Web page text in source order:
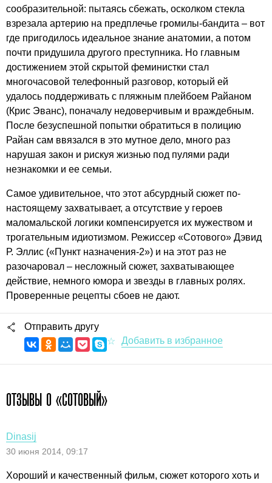
сообразительной: пытаясь сбежать, осколком стекла
взрезала артерию на предплечье громилы-бандита – вот
где пригодилось идеальное знание анатомии, а потом
почти придушила другого преступника. Но главным
достижением этой скрытой феминистки стал
многочасовой телефонный разговор, который ей
удалось поддерживать с пляжным плейбоем Райаном
(Крис Эванс), поначалу недоверчивым и враждебным.
После безуспешной попытки обратиться в полицию
Райан сам ввязался в это мутное дело, много раз
нарушая закон и рискуя жизнью под пулями ради
незнакомки и ее семьи.
Самое удивительное, что этот абсурдный сюжет по-
настоящему захватывает, а отсутствие у героев
маломальской логики компенсируется их мужеством и
трогательным идиотизмом. Режиссер «Сотового» Дэвид
Р. Эллис («Пункт назначения-2») и на этот раз не
разочаровал – несложный сюжет, захватывающее
действие, немного юмора и звезды в главных ролях.
Проверенные рецепты сбоев не дают.
Отправить другу
ОТЗЫВЫ О «СОТОВЫЙ»
Dinasij
30 июня 2014, 09:17
Хороший и качественный фильм, сюжет которого хоть и